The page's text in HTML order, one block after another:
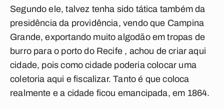
Segundo ele, talvez tenha sido tática também da
presidência da providência, vendo que Campina
Grande, exportando muito algodão em tropas de
burro para o porto do Recife , achou de criar aqui
cidade, pois como cidade poderia colocar uma
coletoria aqui e fiscalizar. Tanto é que coloca
realmente e a cidade ficou emancipada, em 1864.